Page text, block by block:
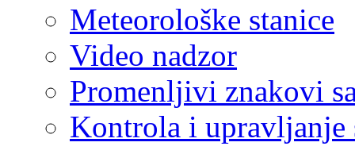
Meteorološke stanice
Video nadzor
Promenljivi znakovi
Kontrola i upravljanje